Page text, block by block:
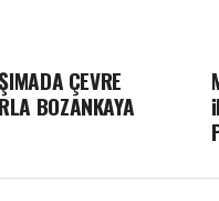
ÇEVRE
BOZANKAYA